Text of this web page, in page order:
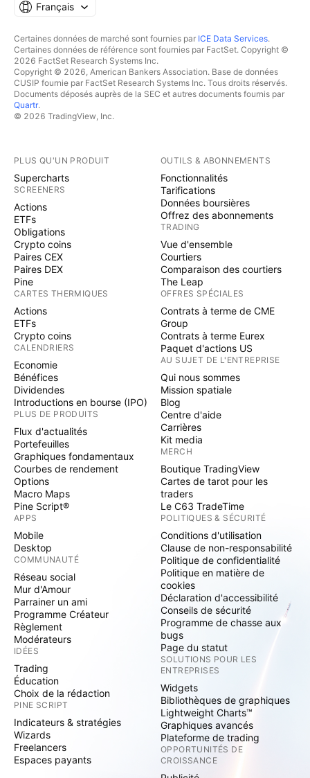
Français
Certaines données de marché sont fournies par ICE Data Services.
Certaines données de référence sont fournies par FactSet. Copyright ©
2026 FactSet Research Systems Inc.
Copyright © 2026, American Bankers Association. Base de données
CUSIP fournie par FactSet Research Systems Inc. Tous droits réservés.
Documents déposés auprès de la SEC et autres documents fournis par
Quartr.
© 2026 TradingView, Inc.
PLUS QU'UN PRODUIT
Supercharts
SCREENERS
Actions
ETFs
Obligations
Crypto coins
Paires CEX
Paires DEX
Pine
CARTES THERMIQUES
Actions
ETFs
Crypto coins
CALENDRIERS
Economie
Bénéfices
Dividendes
Introductions en bourse (IPO)
PLUS DE PRODUITS
Flux d'actualités
Portefeuilles
Graphiques fondamentaux
Courbes de rendement
Options
Macro Maps
Pine Script®
APPS
Mobile
Desktop
COMMUNAUTÉ
Réseau social
Mur d'Amour
Parrainer un ami
Programme Créateur
Règlement
Modérateurs
IDÉES
Trading
Éducation
Choix de la rédaction
PINE SCRIPT
Indicateurs & stratégies
Wizards
Freelancers
Espaces payants
OUTILS & ABONNEMENTS
Fonctionnalités
Tarifications
Données boursières
Offrez des abonnements
TRADING
Vue d'ensemble
Courtiers
Comparaison des courtiers
The Leap
OFFRES SPÉCIALES
Contrats à terme de CME
Group
Contrats à terme Eurex
Paquet d'actions US
AU SUJET DE L'ENTREPRISE
Qui nous sommes
Mission spatiale
Blog
Centre d'aide
Carrières
Kit media
MERCH
Boutique TradingView
Cartes de tarot pour les
traders
Le C63 TradeTime
POLITIQUES & SÉCURITÉ
Conditions d'utilisation
Clause de non-responsabilité
Politique de confidentialité
Politique en matière de
cookies
Déclaration d'accessibilité
Conseils de sécurité
Programme de chasse aux
bugs
Page du statut
SOLUTIONS POUR LES
ENTREPRISES
Widgets
Bibliothèques de graphiques
Lightweight Charts™
Graphiques avancés
Plateforme de trading
OPPORTUNITÉS DE
CROISSANCE